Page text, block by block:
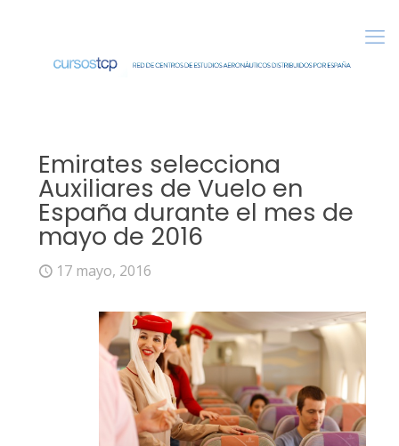
Emirates selecciona
Auxiliares de Vuelo en
España durante el mes de
mayo de 2016
17 mayo, 2016